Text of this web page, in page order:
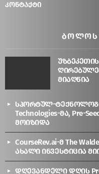
კონტაქტი
ᲑᲝᲚᲝᲡ
მიაღწია
სპორტულ-
Technologies-მა, Pre-
მოიზიდა
CourseRev.ai-მ The
ახალი ინვესტიცია
დღევანდელი დღის